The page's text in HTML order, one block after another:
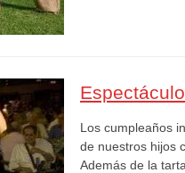
Los cumpleaños
de nuestros hijos
Además de la